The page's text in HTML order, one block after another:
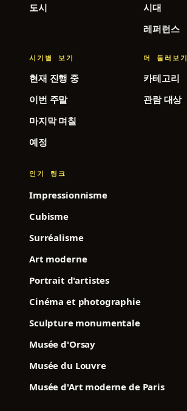
도시
시대
레퍼런스
시기별 보기
현재 진행 중
이번 주말
마지막 며칠
예정
더 둘러보기
카테고리
관람 대상
인기 링크
Impressionnisme
Cubisme
Surréalisme
Art moderne
Portrait d'artistes
Cinéma et photographie
Sculpture monumentale
Musée d'Orsay
Musée du Louvre
Musée d'Art moderne de Paris